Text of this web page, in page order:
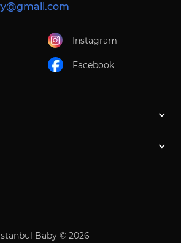
Instagram
Facebook
Baby © 2026